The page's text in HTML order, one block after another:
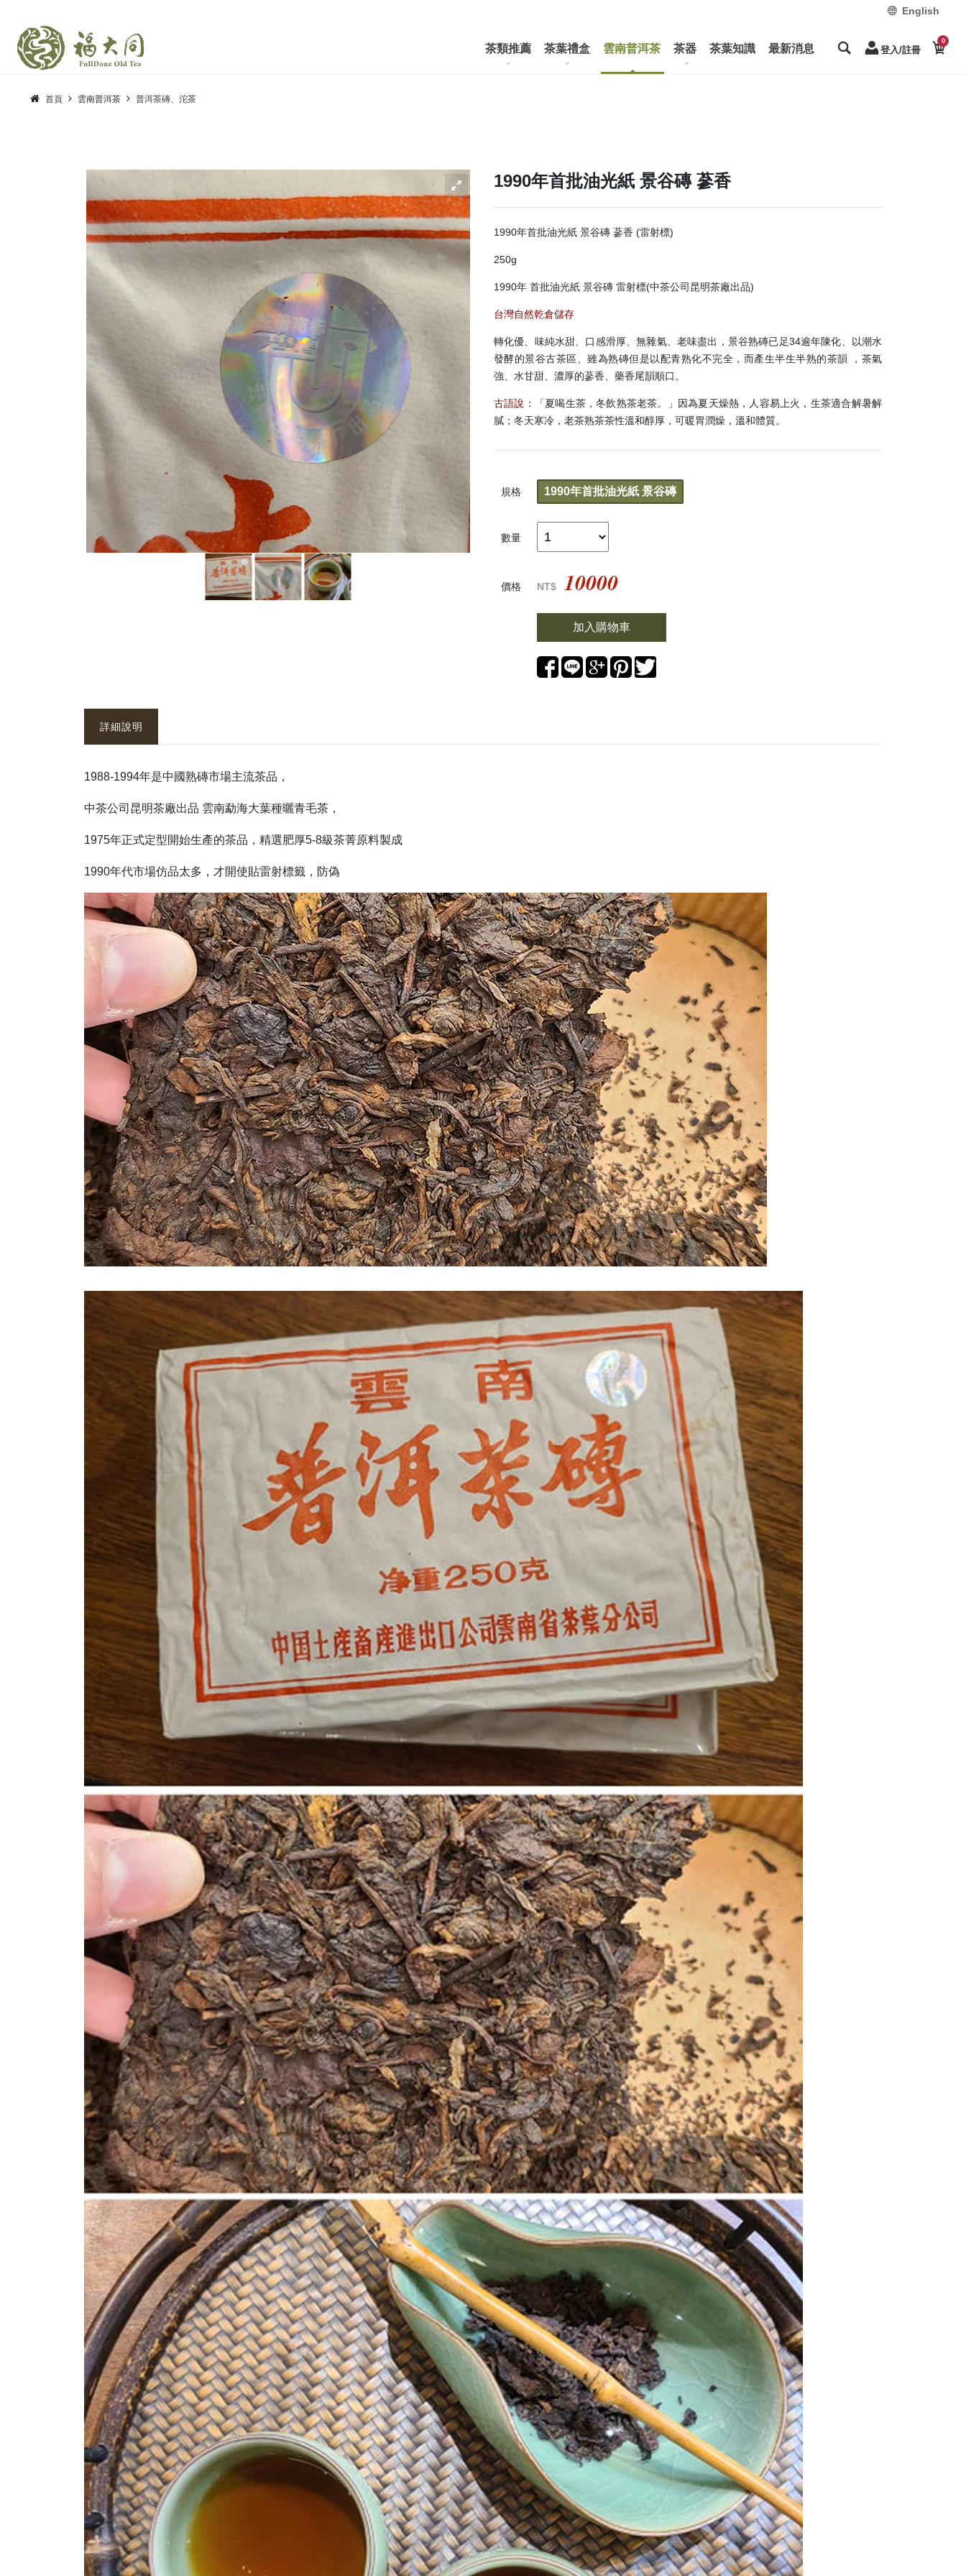
English
茶類推薦 茶葉禮盒 雲南普洱茶 茶器 茶葉知識 最新消息 登入/註冊
0
首頁 雲南普洱茶 普洱茶磚、沱茶
1990年首批油光紙 景谷磚 蔘香
1990年首批油光紙 景谷磚 蔘香 (雷射標)
250g
1990年 首批油光紙 景谷磚 雷射標(中茶公司昆明茶廠出品)
台灣自然乾倉儲存
轉化優、味純水甜、口感滑厚、無雜氣、老味盡出，景谷熟磚已足34逾年陳化、以潮水
發酵的景谷古茶區、雖為熟磚但是以配青熟化不完全，而產生半生半熟的茶韻 ，茶氣
強、水甘甜、濃厚的蔘香、藥香尾韻順口。
古語說：
「夏喝生茶，冬飲熟茶老茶。」因為夏天燥熱，人容易上火，生茶適合解暑解
膩；冬天寒冷，老茶熟茶茶性溫和醇厚，可暖胃潤燥，溫和體質。
規格 1990年首批油光紙 景谷磚
數量
價格 NT$ 10000
加入購物車
詳細說明
1988-1994年是中國熟磚市場主流茶品，
中茶公司昆明茶廠出品 雲南勐海大葉種曬青毛茶，
1975年正式定型開始生產的茶品，精選肥厚5-8級茶菁原料製成
1990年代市場仿品太多，才開使貼雷射標籤，防偽